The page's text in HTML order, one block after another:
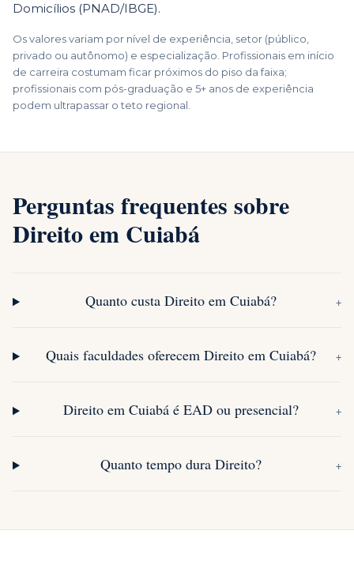
Domicílios (PNAD/IBGE).
Os valores variam por nível de experiência, setor (público,
privado ou autônomo) e especialização. Profissionais em início
de carreira costumam ficar próximos do piso da faixa;
profissionais com pós-graduação e 5+ anos de experiência
podem ultrapassar o teto regional.
Perguntas frequentes sobre
Direito em Cuiabá
Quanto custa Direito em Cuiabá? +
Quais faculdades oferecem Direito em Cuiabá? +
Direito em Cuiabá é EAD ou presencial? +
Quanto tempo dura Direito? +